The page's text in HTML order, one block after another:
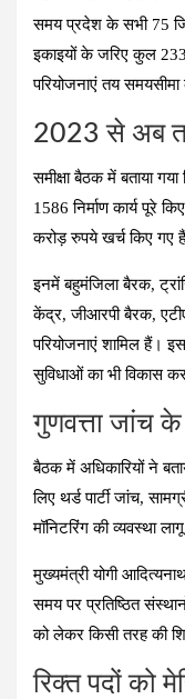
समय प्रदेश के सभी 75
इकाइयों के जरिए कुल 233
परियोजनाएं तय
2023 से अब
समीक्षा बैठक में बताया
1586 निर्माण कार्य पूरे
करोड़ रुपये खर्च किए गए
इनमें बहुमंजिला बैरक,
केंद्र, जीआरपी बैरक,
परियोजनाएं शामिल हैं।
सुविधाओं का भी विकास
गुणवत्ता जांच के
बैठक में अधिकारियों ने
लिए थर्ड पार्टी जांच,
मॉनिटरिंग की व्यवस्था
मुख्यमंत्री योगी
समय पर प्रतिष्ठित
को लेकर किसी तरह की
रिक्त पदों को